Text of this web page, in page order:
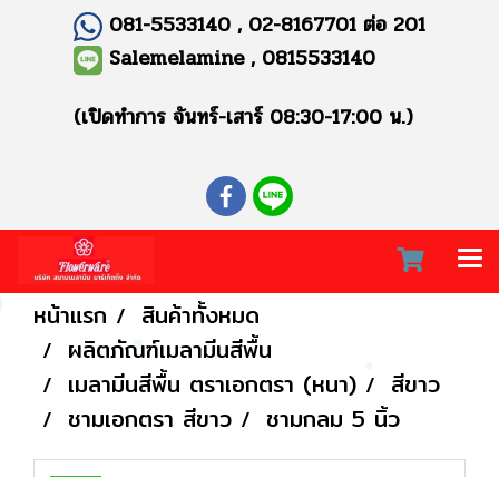
081-5533140 , 02-8167701 ต่อ 201
Salemelamine , 0815533140
(เปิดทำการ จันทร์-เสาร์ 08:30-17:00 น.)
หน้าแรก
สินค้าทั้งหมด
ผลิตภัณฑ์เมลามีนสีพื้น
เมลามีนสีพื้น ตราเอกตรา (หนา)
สีขาว
ชามเอกตรา สีขาว
ชามกลม 5 นิ้ว